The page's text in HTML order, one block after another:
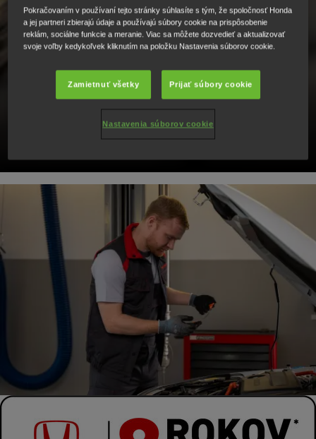
ZÁRUKA AŽ 8 ROKOV!
Pokračovaním v používaní tejto stránky súhlasíte s tým, že spoločnosť Honda
a jej partneri zbierajú údaje a používajú súbory cookie na prispôsobenie
reklám, sociálne funkcie a meranie. Viac sa môžete dozvedieť a aktualizovať
svoje voľby kedykoľvek kliknutím na položku Nastavenia súborov cookie.
Zamietnuť všetky Prijať súbory cookie
Nastavenia súborov cookie